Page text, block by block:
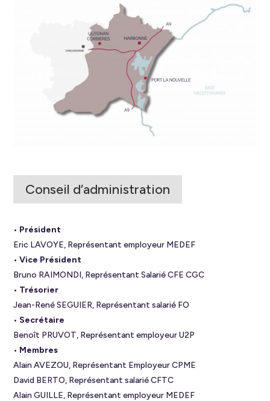
Conseil d’administration
• Président
Eric LAVOYE, Représentant employeur MEDEF
• Vice Président
Bruno RAIMONDI, Représentant Salarié CFE CGC
• Trésorier
Jean-René SEGUIER, Représentant salarié FO
• Secrétaire
Benoît PRUVOT, Représentant employeur U2P
• Membres
Alain AVEZOU, Représentant Employeur CPME
David BERTO, Représentant salarié CFTC
Alain GUILLE, Représentant employeur MEDEF